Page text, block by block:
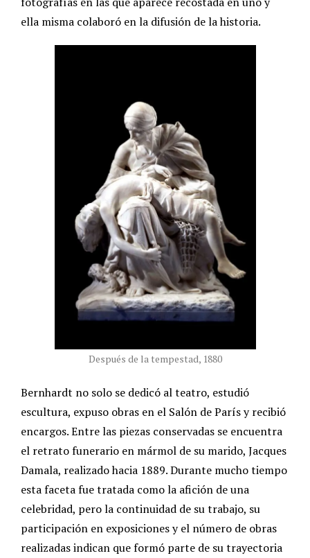
ella misma colaboró en la difusión de la historia.
Después de la tempestad, 1880
Bernhardt no solo se dedicó al teatro, estudió
escultura, expuso obras en el Salón de París y recibió
encargos. Entre las piezas conservadas se encuentra
el retrato funerario en mármol de su marido, Jacques
Damala, realizado hacia 1889. Durante mucho tiempo
esta faceta fue tratada como la afición de una
celebridad, pero la continuidad de su trabajo, su
participación en exposiciones y el número de obras
realizadas indican que formó parte de su trayectoria